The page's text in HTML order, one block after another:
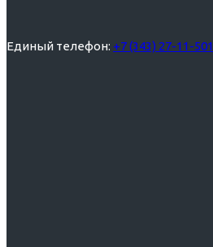
Единый телефон: +7 (343) 27-11-501